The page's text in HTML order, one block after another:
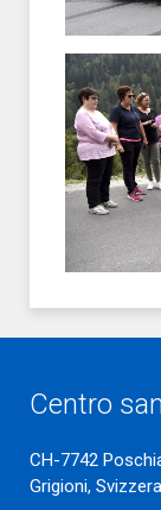
Centro
CH-7742
Grigioni, Svizzera